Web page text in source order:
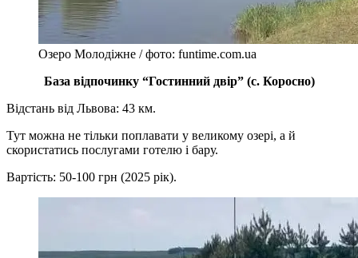
Озеро Молодіжне / фото: funtime.com.ua
База відпочинку “Гостинний двір” (с. Коросно)
Відстань від Львова: 43 км.
Тут можна не тільки поплавати у великому озері, а й
скористатись послугами готелю і бару.
Вартість: 50-100 грн (2025 рік).